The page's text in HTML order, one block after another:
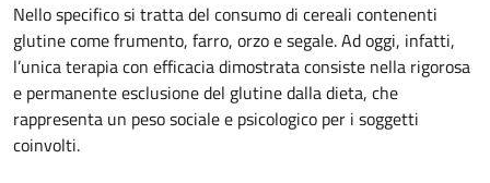
Nello specifico si tratta del consumo di cereali contenenti
glutine come frumento, farro, orzo e segale. Ad oggi, infatti,
l’unica terapia con efficacia dimostrata consiste nella rigorosa
e permanente esclusione del glutine dalla dieta, che
rappresenta un peso sociale e psicologico per i soggetti
coinvolti.